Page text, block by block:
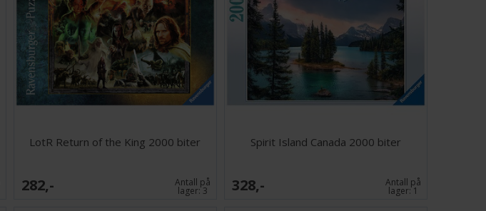
LotR Return of the King 2000 biter
282,- Antall på
lager:3
Spirit Island Canada 2000 biter
328,- Antall på
lager:1